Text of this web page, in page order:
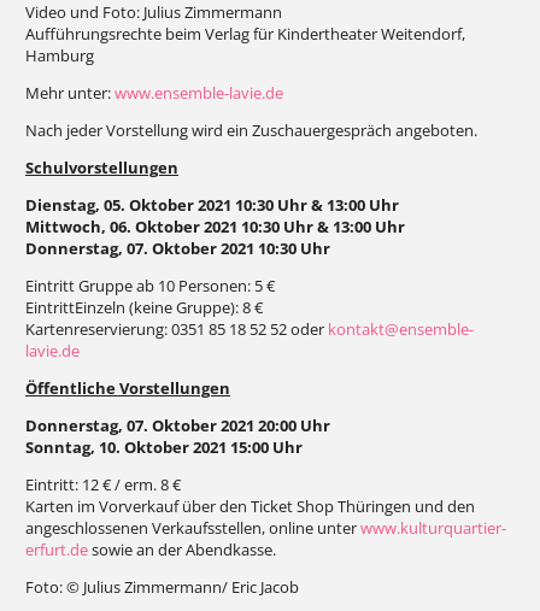
Video und Foto: Julius Zimmermann
Aufführungsrechte beim Verlag für Kindertheater Weitendorf,
Hamburg
Mehr unter:www.ensemble-lavie.de
Nach jeder Vorstellung wird ein Zuschauergespräch angeboten.
Schulvorstellungen
Dienstag, 05. Oktober 2021 10:30 Uhr & 13:00 Uhr
Mittwoch, 06. Oktober 2021 10:30 Uhr & 13:00 Uhr
Donnerstag, 07. Oktober 2021 10:30 Uhr
Eintritt Gruppe ab 10 Personen: 5 €
EintrittEinzeln (keine Gruppe): 8 €
Kartenreservierung: 0351 85 18 52 52 oder kontakt@ensemble-
lavie.de
Öffentliche Vorstellungen
Donnerstag, 07. Oktober 2021 20:00 Uhr
Sonntag, 10. Oktober 2021 15:00 Uhr
Eintritt: 12 € / erm. 8 €
Karten im Vorverkauf über den Ticket Shop Thüringen und den
angeschlossenen Verkaufsstellen, online unterwww.kulturquartier-
erfurt.desowie an der Abendkasse.
Foto: © Julius Zimmermann/ Eric Jacob